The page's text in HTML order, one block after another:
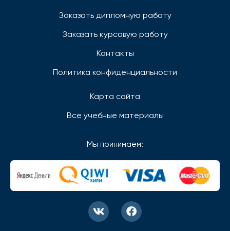
Заказать дипломную работу
Заказать курсовую работу
Контакты
Политика конфиденциальности
Карта сайта
Все учебные материалы
Мы принимаем: